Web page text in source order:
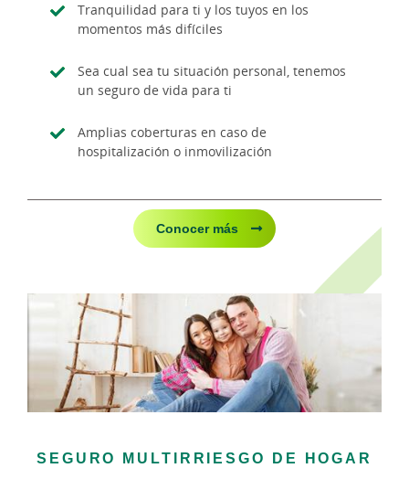
Tranquilidad para ti y los tuyos en los
momentos más difíciles
Sea cual sea tu situación personal, tenemos
un seguro de vida para ti
Amplias coberturas en caso de
hospitalización o inmovilización
Conocer más
SEGURO MULTIRRIESGO DE HOGAR